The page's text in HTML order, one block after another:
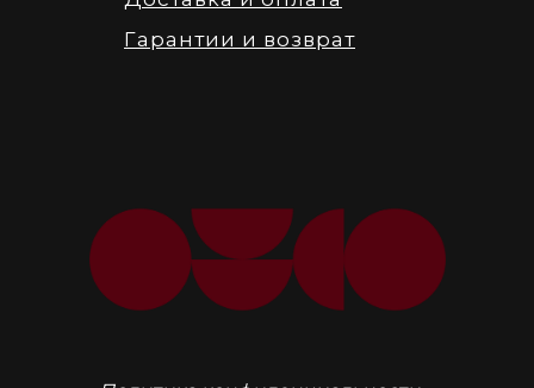
Гарантии и возврат